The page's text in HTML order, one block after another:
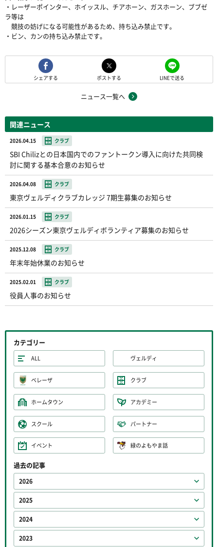
・レーザーポインター、ホイッスル、チアホーン、ガスホーン、ブブゼ
ラ等は
競技の妨げになる可能性があるため、持ち込み禁止です。
・ビン、カンの持ち込み禁止です。
シェアする ポストする LINEで送る
ニュース一覧へ
関連ニュース
2026.04.15 クラブ
SBI Chilizとの日本国内でのファントークン導入に向けた共同検
討に関する基本合意のお知らせ
2026.04.08 クラブ
東京ヴェルディクラブカレッジ 7期生募集のお知らせ
2026.01.15 クラブ
2026シーズン東京ヴェルディボランティア募集のお知らせ
2025.12.08 クラブ
年末年始休業のお知らせ
2025.02.01 クラブ
役員人事のお知らせ
カテゴリー
ALL ヴェルディ
ベレーザ クラブ
ホームタウン アカデミー
スクール パートナー
イベント 緑のよもやま話
過去の記事
2026
2025
2024
2023